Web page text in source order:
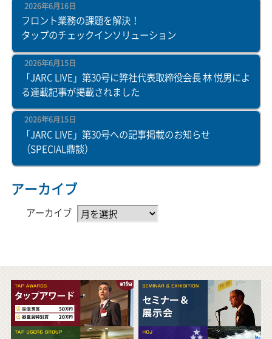
フロント業務の課題を解決！
タップのチェックインソリューション
2026年6月16日
「JARC LIVE」第30号に弊社代表取締役会長 林 悦男によ
る連載記事が掲載されました
2026年6月15日
「JARC LIVE」第30号への記事掲載のお知らせ
（SPECIAL鼎談）
2026年6月15日
アーカイブ
アーカイブ